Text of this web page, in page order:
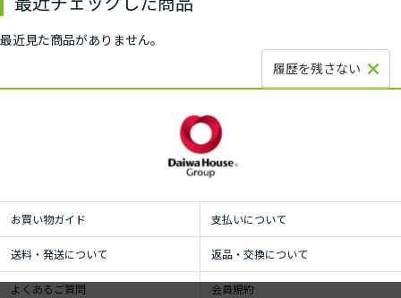
最近見た商品がありません。
履歴を残さない
お買い物ガイド 支払いについて
送料・発送について 返品・交換について
よくあるご質問 会員規約